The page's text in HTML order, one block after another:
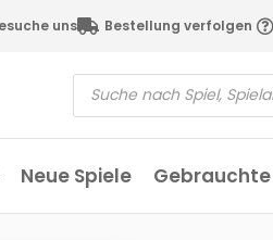
uns Bestellung verfolgen
Neue Spiele Gebrauchte